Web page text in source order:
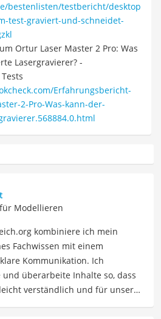
bestenlisten/testbericht/desktop
test-graviert-und-schneidet-
Ortur Laser Master 2 Pro: Was
Lasergravierer? -
Erfahrungsbericht-
2-Pro-Was-kann-der-
Modellieren
kombiniere ich mein
Fachwissen mit einem
Kommunikation. Ich
überarbeite Inhalte so, dass
verständlich und für unsere